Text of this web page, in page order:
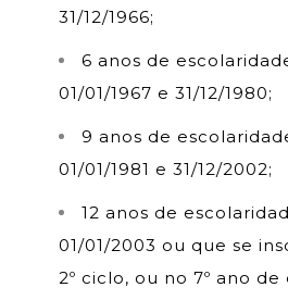
31/12/1966;
6 anos de
01/01/1967 e 31/12/1980;
9 anos de
01/01/1981 e 31/12/2002;
12 anos de
01/01/2003 ou que se
2º ciclo, ou no 7º ano